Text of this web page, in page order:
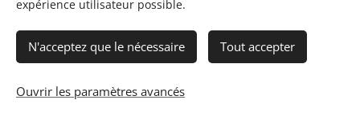
© 2023 Les recettes d'Henri-Luc. Tous droits réservés.
expérience utilisateur possible.
N'acceptez que le nécessaire Tout accepter
Ouvrir les paramètres avancés